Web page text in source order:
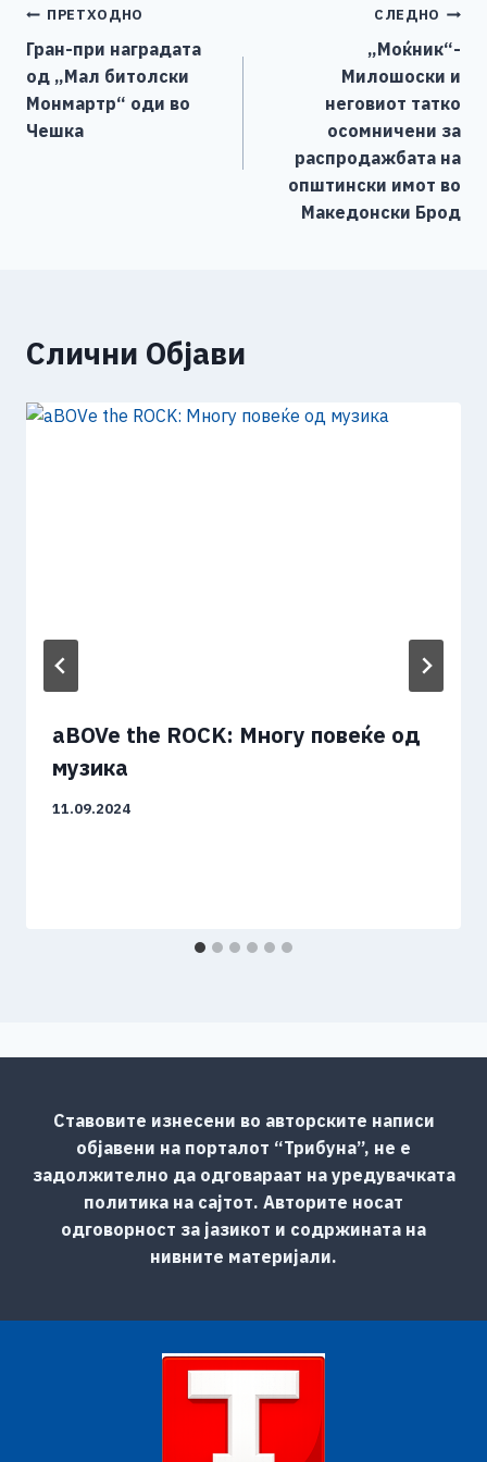
b
o
o
k
n
g
er
Li
n
k
Навигација
на
напис
ПРЕТХОДНО
Гран-при наградата
од „Мал битолски
Монмартр“ оди во
Чешка
СЛЕДНО
„Моќник“-
Милошоски и
неговиот татко
осомничени за
распродажбата на
општински имот во
Македонски Брод
Слични Објави
aBOVe the ROCK: Многу повеќе од
музика
11.09.2024
Ставовите изнесени во авторските написи
објавени на порталот “Трибуна”, не е
задолжително да одговараат на уредувачката
политика на сајтот. Авторите носат
одговорност за јазикот и содржината на
нивните материјали.